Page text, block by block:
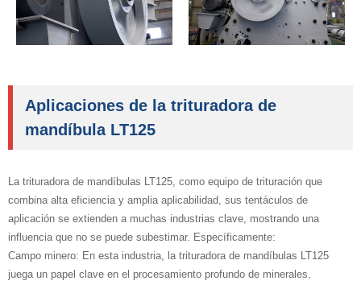
Aplicaciones de la trituradora de
mandíbula LT125
La trituradora de mandíbulas LT125, como equipo de trituración que
combina alta eficiencia y amplia aplicabilidad, sus tentáculos de
aplicación se extienden a muchas industrias clave, mostrando una
influencia que no se puede subestimar. Específicamente:
Campo minero: En esta industria, la trituradora de mandíbulas LT125
juega un papel clave en el procesamiento profundo de minerales,